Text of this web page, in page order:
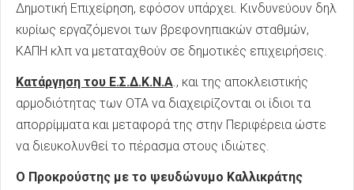
Δημοτική Επιχείρηση, εφόσον υπάρχει. Κινδυνεύουν δηλ
κυρίως εργαζόμενοι των βρεφονηπιακών σταθμών,
ΚΑΠΗ κλπ να μεταταχθούν σε δημοτικές επιχειρήσεις.
Κατάργηση του Ε.Σ.Δ.Κ.Ν.Α., και της αποκλειστικής
αρμοδιότητας των ΟΤΑ να διαχειρίζονται οι ίδιοι τα
απορρίμματα και μεταφορά της στην Περιφέρεια ώστε
να διευκολυνθεί το πέρασμα στους ιδιώτες.
Ο Προκρούστης με το ψευδώνυμο Καλλικράτης